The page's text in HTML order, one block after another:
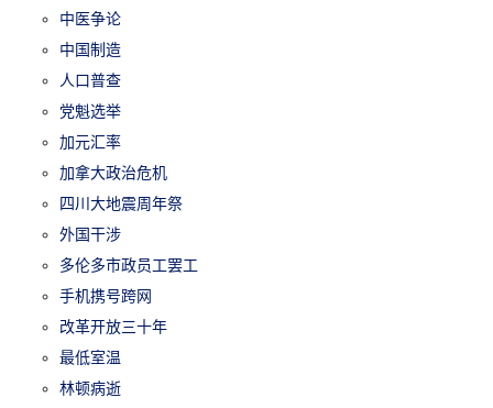
中医争论
中国制造
人口普查
党魁选举
加元汇率
加拿大政治危机
四川大地震周年祭
外国干涉
多伦多市政员工罢工
手机携号跨网
改革开放三十年
最低室温
林顿病逝